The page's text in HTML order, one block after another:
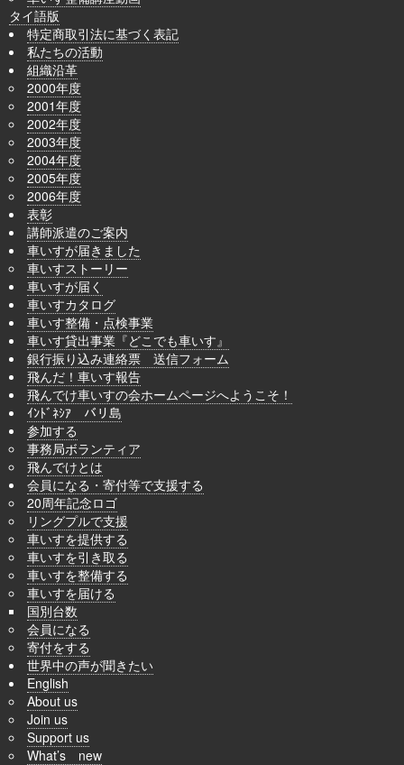
タイ語版
特定商取引法に基づく表記
私たちの活動
組織沿革
2000年度
2001年度
2002年度
2003年度
2004年度
2005年度
2006年度
表彰
講師派遣のご案内
車いすが届きました
車いすストーリー
車いすが届く
車いすカタログ
車いす整備・点検事業
車いす貸出事業『どこでも車いす』
銀行振り込み連絡票 送信フォーム
飛んだ！車いす報告
飛んでけ車いすの会ホームページへようこそ！
ｲﾝﾄﾞﾈｼｱ バリ島
参加する
事務局ボランティア
飛んでけとは
会員になる・寄付等で支援する
20周年記念ロゴ
リングプルで支援
車いすを提供する
車いすを引き取る
車いすを整備する
車いすを届ける
国別台数
会員になる
寄付をする
世界中の声が聞きたい
English
About us
Join us
Support us
What’s new